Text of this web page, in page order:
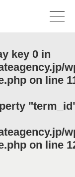
key 0 in
on line
on line